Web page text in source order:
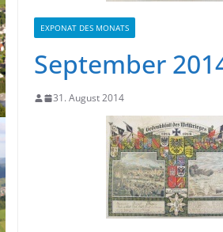
EXPONAT DES MONATS
September
31. August 2014